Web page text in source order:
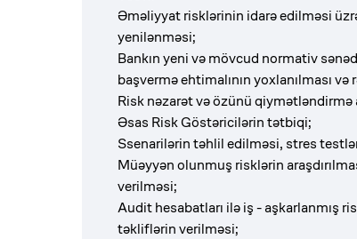
Əməliyyat risklərinin idarə edilməsi
yenilənməsi;
Bankın yeni və mövcud normativ
başvermə ehtimalının
Risk nəzarət və özünü
Əsas Risk Göstəricilərin
Ssenarilərin təhlil
Müəyyən olunmuş risklərin
Audit hesabatları ilə iş - aşkarlanmış
təkliflərin verilməsi;